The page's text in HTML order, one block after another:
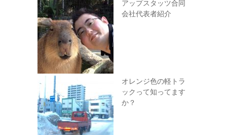
アップスタッツ合同
会社代表者紹介
オレンジ色の軽トラ
ックって知ってます
か？